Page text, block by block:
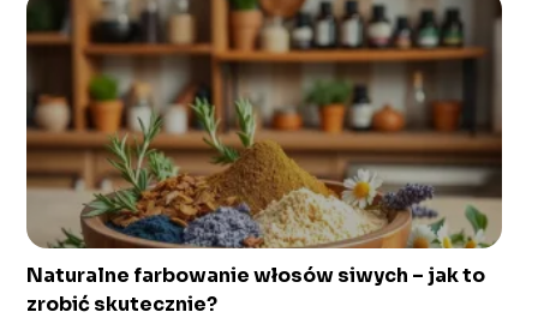
Naturalne farbowanie włosów siwych – jak to
zrobić skutecznie?